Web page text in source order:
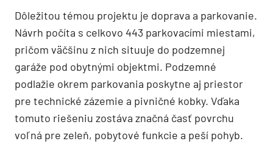
Dôležitou témou projektu je doprava a parkovanie.
Návrh počíta s celkovo 443 parkovacími miestami,
pričom väčšinu z nich situuje do podzemnej
garáže pod obytnými objektmi. Podzemné
podlažie okrem parkovania poskytne aj priestor
pre technické zázemie a pivničné kobky. Vďaka
tomuto riešeniu zostáva značná časť povrchu
voľná pre zeleň, pobytové funkcie a peší pohyb.